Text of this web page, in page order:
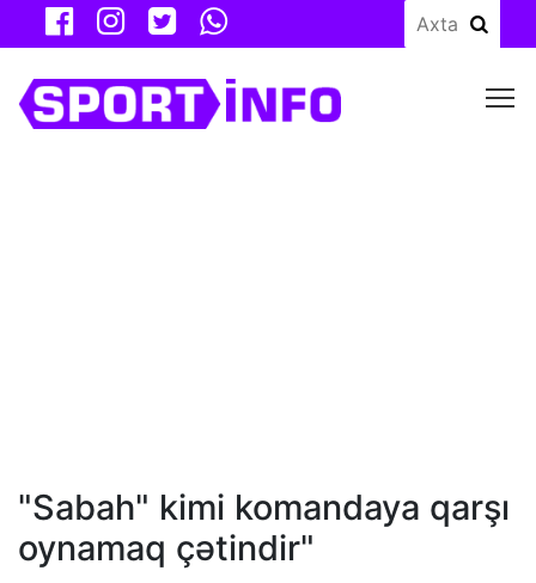
"Sabah" kimi komandaya qarşı
oynamaq çətindir"